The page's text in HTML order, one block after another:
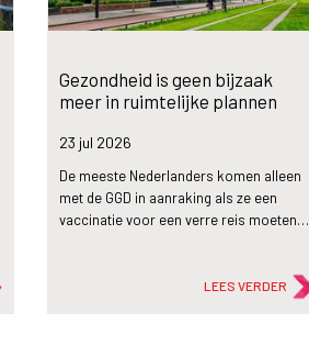
Gezondheid is geen bijzaak
meer in ruimtelijke plannen
23 jul 2026
De meeste Nederlanders komen alleen
met de GGD in aanraking als ze een
vaccinatie voor een verre reis moeten…
LEES VERDER